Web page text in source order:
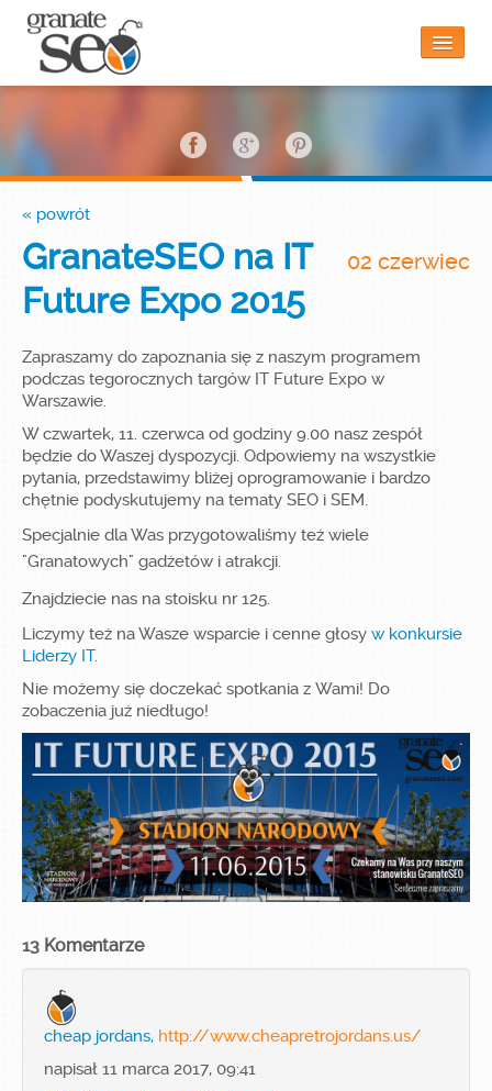
Czy to jest dla mnie?
Funkcjonalności
Blog
Kontakt
Załóż konto!
Zaloguj się
« powrót
02 czerwiec
GranateSEO na IT
Future Expo 2015
Zapraszamy do zapoznania się z naszym programem
podczas tegorocznych targów IT Future Expo w
Warszawie.
W czwartek, 11. czerwca od godziny 9.00 nasz zespół
będzie do Waszej dyspozycji. Odpowiemy na wszystkie
pytania, przedstawimy bliżej oprogramowanie i bardzo
chętnie podyskutujemy na tematy SEO i SEM.
Specjalnie dla Was przygotowaliśmy też wiele
"Granatowych" gadżetów i atrakcji.
Znajdziecie nas na stoisku nr 125.
Liczymy też na Wasze wsparcie i cenne głosy w konkursie
Liderzy IT.
Nie możemy się doczekać spotkania z Wami! Do
zobaczenia już niedługo!
13 Komentarze
cheap jordans, http://www.cheapretrojordans.us/
napisał 11 marca 2017, 09:41